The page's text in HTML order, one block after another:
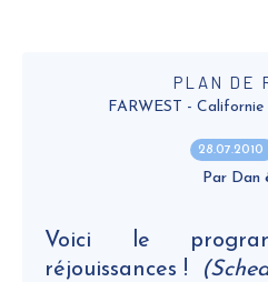
PLAN DE
FARWEST - Californie
28.07.2010
Par Dan
Voici le
réjouissances !